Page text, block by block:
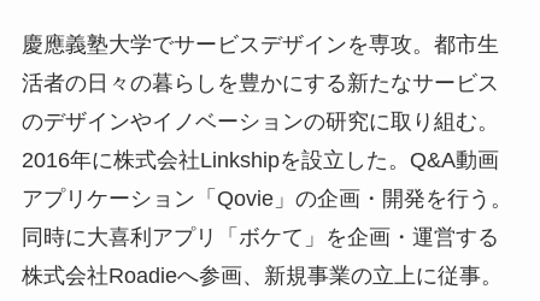
慶應義塾大学でサービスデザインを専攻。都市生
活者の日々の暮らしを豊かにする新たなサービス
のデザインやイノベーションの研究に取り組む。
2016年に株式会社Linkshipを設立した。Q&A動画
アプリケーション「Qovie」の企画・開発を行う。
同時に大喜利アプリ「ボケて」を企画・運営する
株式会社Roadieへ参画、新規事業の立上に従事。